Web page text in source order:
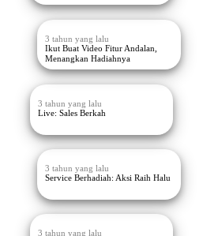
3 tahun yang lalu
Ikut Buat Video Fitur Andalan,
Menangkan Hadiahnya
3 tahun yang lalu
Live: Sales Berkah
3 tahun yang lalu
Service Berhadiah: Aksi Raih Halu
3 tahun yang lalu